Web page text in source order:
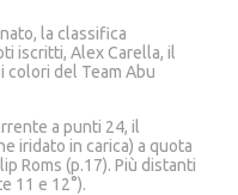
la classifica
iscritti, Alex Carella, il
colori del Team Abu
a punti 24, il
iridato in carica) a quota
Roms (p.17). Più distanti
11 e 12°).